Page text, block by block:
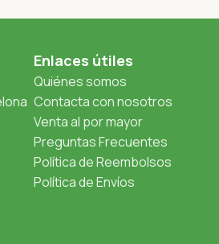
Enlaces útiles
Quiénes somos
Contacta con nosotros
Venta al por mayor
Preguntas Frecuentes
Política de Reembolsos
Política de Envíos